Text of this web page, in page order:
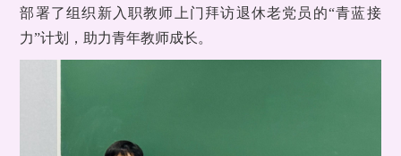
部署了组织新入职教师上门拜访退休老党员的“青蓝接
力”计划，助力青年教师成长。